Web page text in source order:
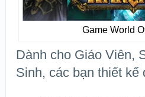
Game World
Dành cho Giáo Viên,
Sinh, các bạn thiết kế